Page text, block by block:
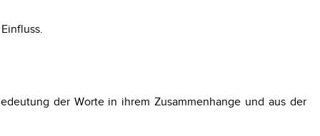
der Worte in ihrem Zusammenhange und aus der